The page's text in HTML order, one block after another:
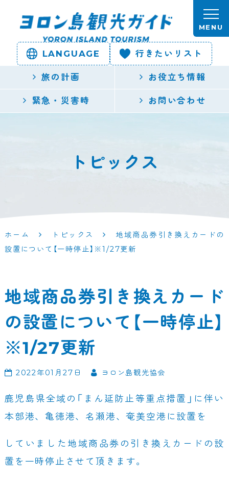
ヨロン島
観光ガイ
ド | 鹿児
端の与論
光サイト
LANGUAGE 行きたいリスト
旅の計画 お役立ち情報
緊急・災害時 お問い合わせ
MENU
トピックス
ホーム トピックス
地域商品券引き換えカードの
設置について【一時停止】※1/27更新
地域商品券引き換えカード
の設置について【一時停止】
※1/27更新
2022年01月27日 ヨロン島観光協会
鹿児島県全域の「まん延防止等重点措置」に伴い
本部港、亀徳港、名瀬港、奄美空港に設置を
していました地域商品券の引き換えカードの設
置を一時停止させて頂きます。